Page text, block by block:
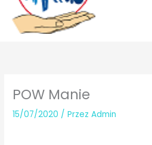
POW Manie
15/07/2020 / PrzezAdmin